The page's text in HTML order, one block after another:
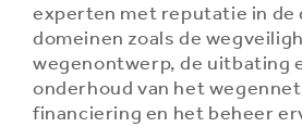
experten met reputatie in de
domeinen zoals de
wegenontwerp, de uitbating
onderhoud van het
financiering en het beheer